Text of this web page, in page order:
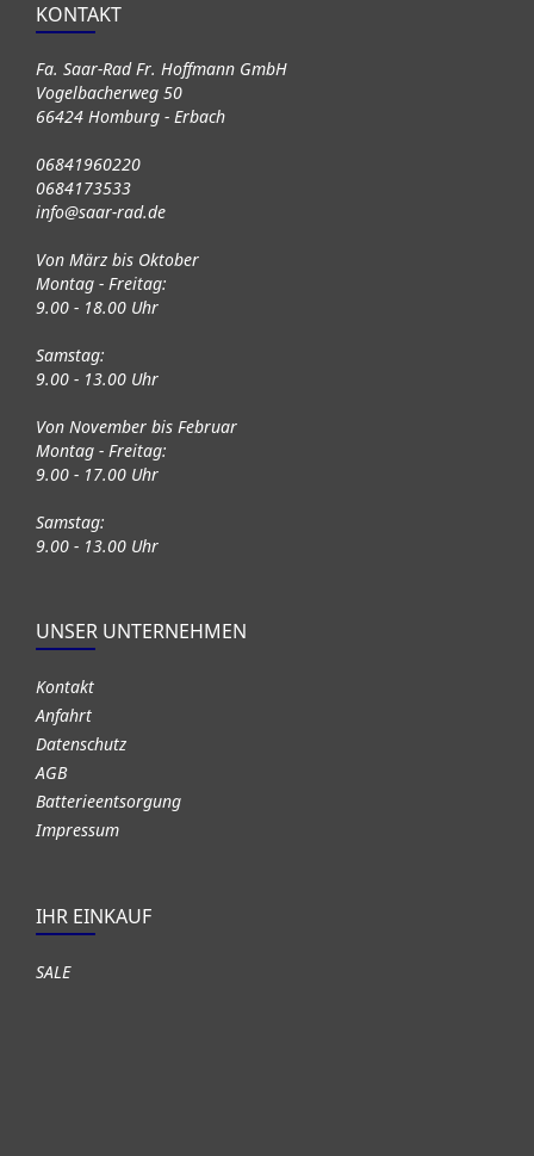
KONTAKT
Fa. Saar-Rad Fr. Hoffmann GmbH
Vogelbacherweg 50
66424 Homburg - Erbach
06841960220
0684173533
info@saar-rad.de
Von März bis Oktober
Montag - Freitag:
9.00 - 18.00 Uhr
Samstag:
9.00 - 13.00 Uhr
Von November bis Februar
Montag - Freitag:
9.00 - 17.00 Uhr
Samstag:
9.00 - 13.00 Uhr
UNSER UNTERNEHMEN
Kontakt
Anfahrt
Datenschutz
AGB
Batterieentsorgung
Impressum
IHR EINKAUF
SALE